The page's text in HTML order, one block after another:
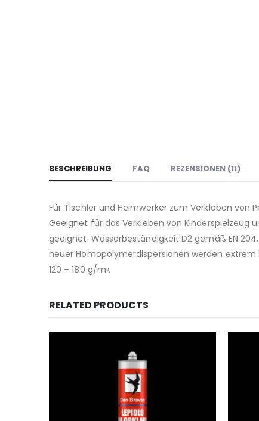
BESCHREIBUNG FAQ REZENSIONEN (11)
Für Tischler und Heimwerker zum Verkleben von
Geeignet für das Verkleben von Kinderspielzeug
geeignet. Wasserbeständigkeit D2 gemäß EN
neuer Homopolymerdispersionen werden
120 – 180 g/m2.
RELATED PRODUCTS